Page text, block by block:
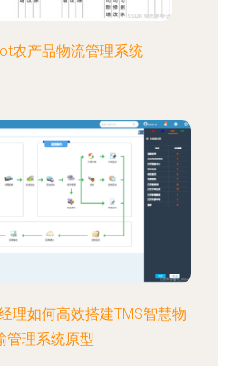
农产品物流管理系统
理如何高效搭建TMS智慧物
管理系统原型